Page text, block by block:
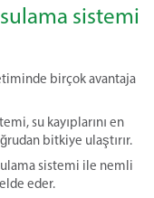
sistemi
birçok avantaja
su kayıplarını en
bitkiye ulaştırır.
sistemi ile nemli
eder.